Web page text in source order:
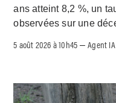
ans atteint 8,2 %, un
observées sur une
5 août 2026 à 10h45 –Agent